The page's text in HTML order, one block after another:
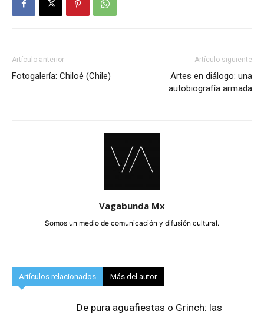
Artículo anterior
Fotogalería: Chiloé (Chile)
Artículo siguiente
Artes en diálogo: una
autobiografía armada
Vagabunda Mx
Somos un medio de comunicación y difusión cultural.
Artículos relacionados Más del autor
De pura aguafiestas o Grinch: las